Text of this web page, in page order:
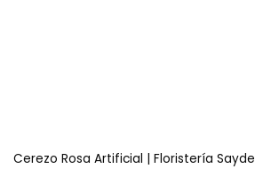
Cerezo Rosa Artificial | Floristería Sayde |